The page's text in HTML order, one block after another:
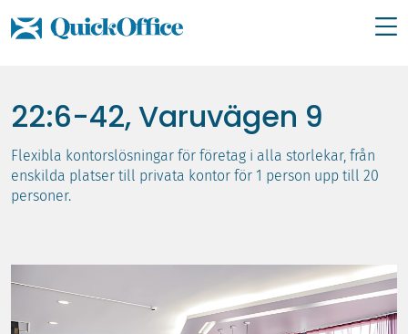
innehåll
22:6-42, Varuvägen 9
Flexibla kontorslösningar för företag i alla storlekar, från
enskilda platser till privata kontor för 1 person upp till 20
personer.